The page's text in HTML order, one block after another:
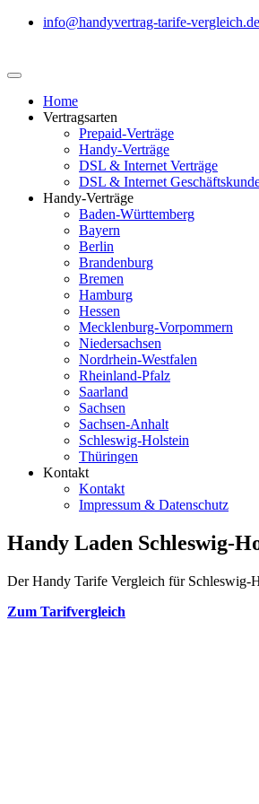
info@handyvertrag-tarife-vergleich.de
Home
Vertragsarten
Prepaid-Verträge
Handy-Verträge
DSL & Internet Verträge
DSL & Internet
Handy-Verträge
Baden-Württemberg
Bayern
Berlin
Brandenburg
Bremen
Hamburg
Hessen
Mecklenburg-Vorpommern
Niedersachsen
Nordrhein-Westfalen
Rheinland-Pfalz
Saarland
Sachsen
Sachsen-Anhalt
Schleswig-Holstein
Thüringen
Kontakt
Kontakt
Impressum & Datenschutz
Handy Laden Schleswig-
Der Handy Tarife Vergleich für Schleswig-
Zum Tarifvergleich